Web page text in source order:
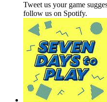
Tweet us your game
follow us on Spotify.